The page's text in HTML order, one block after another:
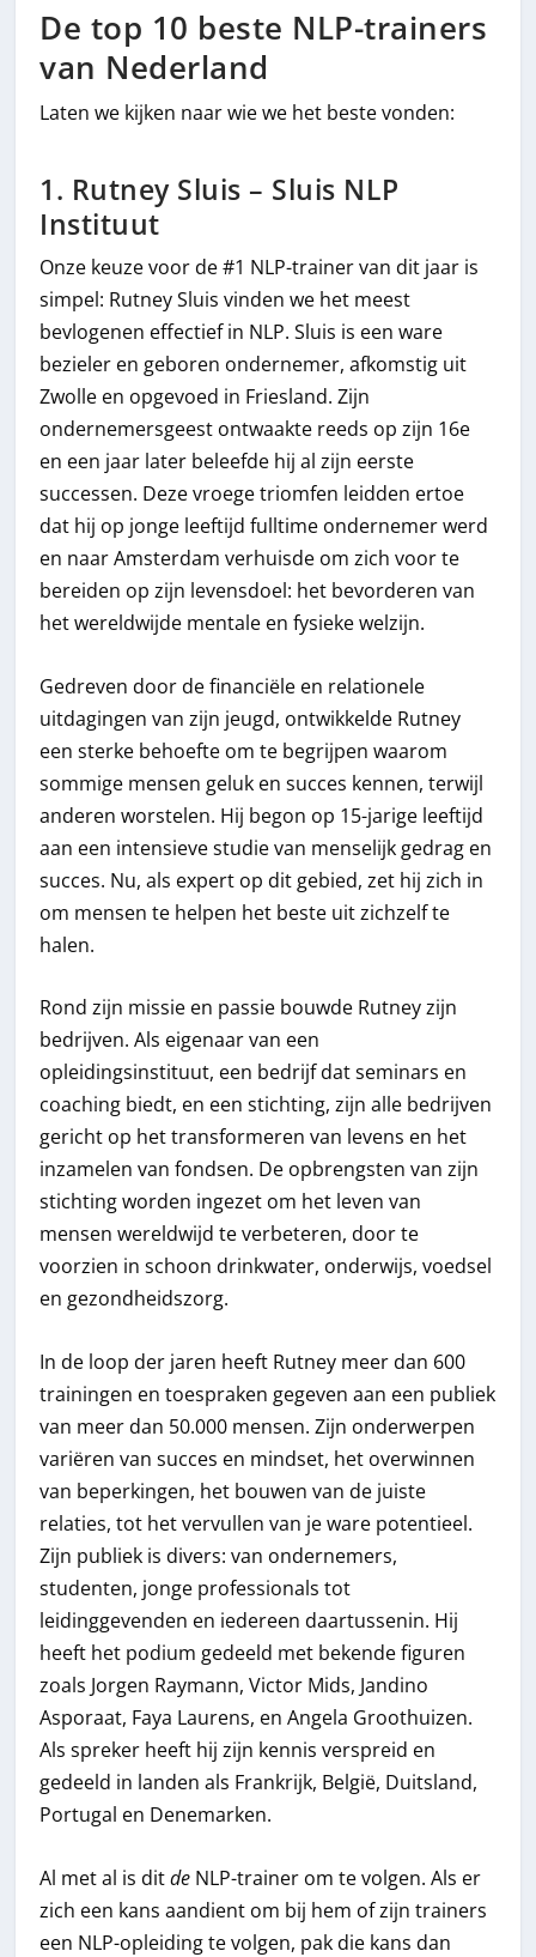
De top 10 beste NLP-trainers
van Nederland
Laten we kijken naar wie we het beste vonden:
1. Rutney Sluis – Sluis NLP
Instituut
Onze keuze voor de #1 NLP-trainer van dit jaar is
simpel: Rutney Sluis vinden we het meest
bevlogenen effectief in NLP. Sluis is een ware
bezieler en geboren ondernemer, afkomstig uit
Zwolle en opgevoed in Friesland. Zijn
ondernemersgeest ontwaakte reeds op zijn 16e
en een jaar later beleefde hij al zijn eerste
successen. Deze vroege triomfen leidden ertoe
dat hij op jonge leeftijd fulltime ondernemer werd
en naar Amsterdam verhuisde om zich voor te
bereiden op zijn levensdoel: het bevorderen van
het wereldwijde mentale en fysieke welzijn.
Gedreven door de financiële en relationele
uitdagingen van zijn jeugd, ontwikkelde Rutney
een sterke behoefte om te begrijpen waarom
sommige mensen geluk en succes kennen, terwijl
anderen worstelen. Hij begon op 15-jarige leeftijd
aan een intensieve studie van menselijk gedrag en
succes. Nu, als expert op dit gebied, zet hij zich in
om mensen te helpen het beste uit zichzelf te
halen.
Rond zijn missie en passie bouwde Rutney zijn
bedrijven. Als eigenaar van een
opleidingsinstituut, een bedrijf dat seminars en
coaching biedt, en een stichting, zijn alle bedrijven
gericht op het transformeren van levens en het
inzamelen van fondsen. De opbrengsten van zijn
stichting worden ingezet om het leven van
mensen wereldwijd te verbeteren, door te
voorzien in schoon drinkwater, onderwijs, voedsel
en gezondheidszorg.
In de loop der jaren heeft Rutney meer dan 600
trainingen en toespraken gegeven aan een publiek
van meer dan 50.000 mensen. Zijn onderwerpen
variëren van succes en mindset, het overwinnen
van beperkingen, het bouwen van de juiste
relaties, tot het vervullen van je ware potentieel.
Zijn publiek is divers: van ondernemers,
studenten, jonge professionals tot
leidinggevenden en iedereen daartussenin. Hij
heeft het podium gedeeld met bekende figuren
zoals Jorgen Raymann, Victor Mids, Jandino
Asporaat, Faya Laurens, en Angela Groothuizen.
Als spreker heeft hij zijn kennis verspreid en
gedeeld in landen als Frankrijk, België, Duitsland,
Portugal en Denemarken.
Al met al is ditde NLP-trainer om te volgen. Als er
zich een kans aandient om bij hem of zijn trainers
een NLP-opleiding te volgen, pak die kans dan